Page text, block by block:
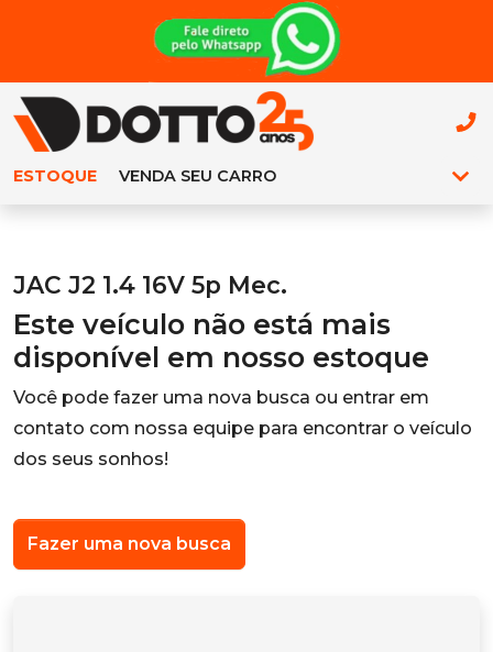
ESTOQUE VENDA SEU CARRO
JAC J2 1.4 16V 5p Mec.
Este veículo não está mais
disponível em nosso estoque
Você pode fazer uma nova busca ou entrar em
contato com nossa equipe para encontrar o veículo
dos seus sonhos!
Fazer uma nova busca